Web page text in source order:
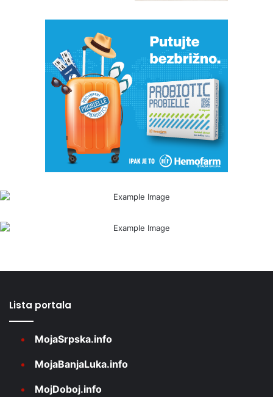
Lista portala
MojaSrpska.info
MojaBanjaLuka.info
MojDoboj.info